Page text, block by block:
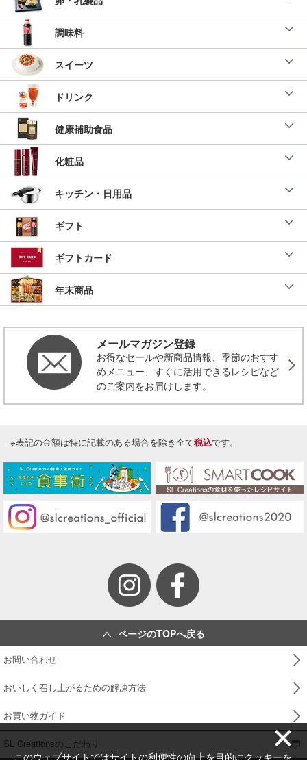
このウェブサイトではサイトの利便性の向上を目的にクッキーを
調味料
スイーツ
ドリンク
健康補助食品
化粧品
キッチン・日用品
ギフト
ギフトカード
年末商品
メールマガジン登録
お得なセールや新商品情報、季節のおすす
めメニュー、すぐに活用できるレシピなど
のご案内をお届けします。
※表記の金額は特に記載のある場合を除き全て税込です。
ページのTOPへ戻る
お問い合わせ
おいしく召し上がるための解凍方法
お買い物ガイド
SL Creationsのこだわり